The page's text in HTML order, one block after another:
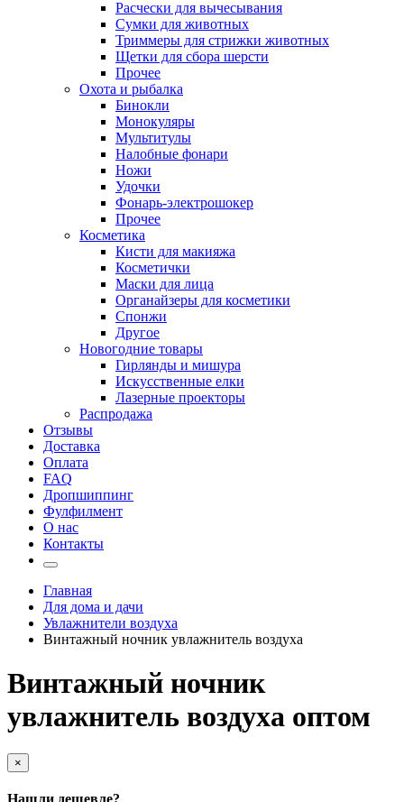
Расчески для вычесывания
Сумки для животных
Триммеры для стрижки животных
Щетки для сбора шерсти
Прочее
Охота и рыбалка
Бинокли
Монокуляры
Мультитулы
Налобные фонари
Ножи
Удочки
Фонарь-электрошокер
Прочее
Косметика
Кисти для макияжа
Косметички
Маски для лица
Органайзеры для косметики
Спонжи
Другое
Новогодние товары
Гирлянды и мишура
Искусственные елки
Лазерные проекторы
Распродажа
Отзывы
Доставка
Оплата
FAQ
Дропшиппинг
Фулфилмент
О нас
Контакты
Главная
Для дома и дачи
Увлажнители воздуха
Винтажный ночник увлажнитель воздуха
Винтажный ночник
увлажнитель воздуха оптом
×